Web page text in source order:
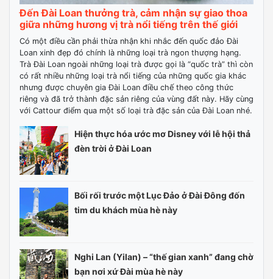
Đến Đài Loan thưởng trà, cảm nhận sự giao thoa
giữa những hương vị trà nổi tiếng trên thế giới
Có một điều cần phải thừa nhận khi nhắc đến quốc đảo Đài
Loan xinh đẹp đó chính là những loại trà ngon thượng hạng.
Trà Đài Loan ngoài những loại trà được gọi là “quốc trà” thì còn
có rất nhiều những loại trà nổi tiếng của những quốc gia khác
nhưng được chuyên gia Đài Loan điều chế theo công thức
riêng và đã trở thành đặc sản riêng của vùng đất này. Hãy cùng
với Cattour điểm qua một số loại trà đặc sản của Đài Loan nhé.
Hiện thực hóa ước mơ Disney với lễ hội thả
đèn trời ở Đài Loan
Bối rối trước một Lục Đảo ở Đài Đông đốn
tim du khách mùa hè này
Nghi Lan (Yilan) – “thế gian xanh” đang chờ
bạn nơi xứ Đài mùa hè này